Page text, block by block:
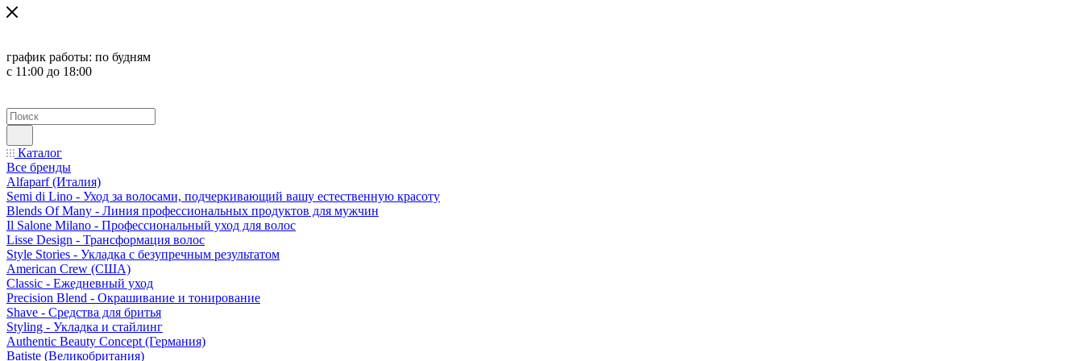
график работы: по будням
с 11:00 до 18:00
Каталог
Все бренды
Alfaparf (Италия)
Semi di Lino - Уход за волосами, подчеркивающий вашу естественную красоту
Blends Of Many - Линия профессиональных продуктов для мужчин
Il Salone Milano - Профессиональный уход для волос
Lisse Design - Трансформация волос
Style Stories - Укладка с безупречным результатом
American Crew (США)
Classic - Ежедневный уход
Precision Blend - Окрашивание и тонирование
Shave - Средства для бритья
Styling - Укладка и стайлинг
Authentic Beauty Concept (Германия)
Batiste (Великобритания)